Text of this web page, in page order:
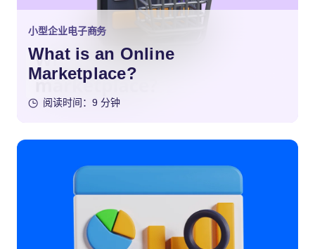
小型企业电子商务
What is an Online
Marketplace?
阅读时间：9 分钟